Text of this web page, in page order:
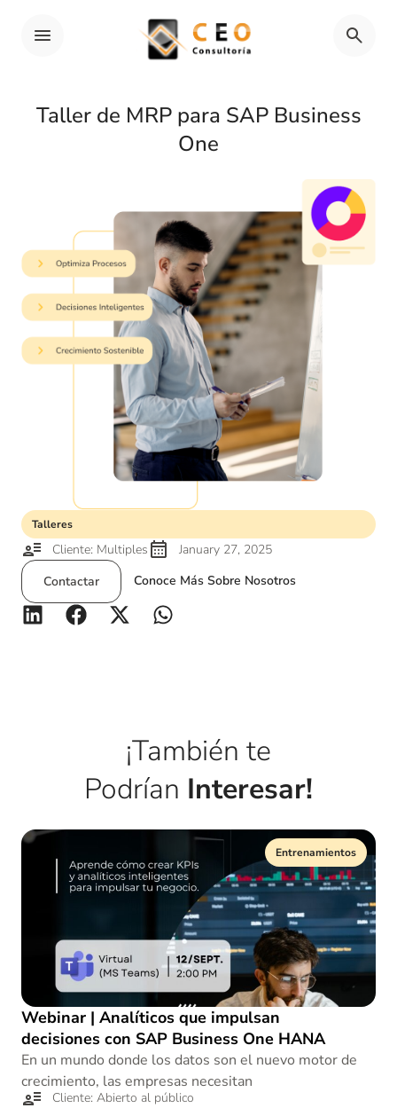
Taller de MRP para SAP Business
One
Talleres
Cliente: Multiples
January 27, 2025
Contactar
Conoce Más Sobre Nosotros
¡También te
Podrían Interesar!
Entrenamientos
Webinar | Analíticos que impulsan
decisiones con SAP Business One HANA
En un mundo donde los datos son el nuevo motor de
crecimiento, las empresas necesitan
Cliente: Abierto al público